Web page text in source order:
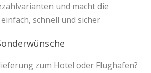
und macht die
schnell und sicher
zum Hotel oder Flughafen?